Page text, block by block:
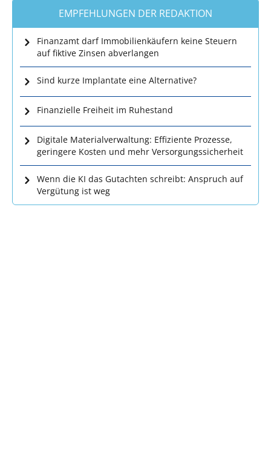
EMPFEHLUNGEN DER REDAKTION
Finanzamt darf Immobilienkäufern keine Steuern
auf fiktive Zinsen abverlangen
Sind kurze Implantate eine Alternative?
Finanzielle Freiheit im Ruhestand
Digitale Materialverwaltung: Effiziente Prozesse,
geringere Kosten und mehr Versorgungssicherheit
Wenn die KI das Gutachten schreibt: Anspruch auf
Vergütung ist weg